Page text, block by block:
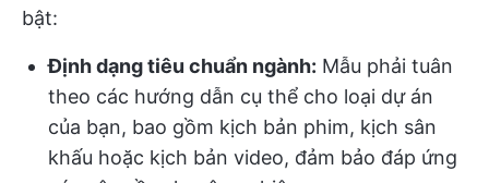
bật:
Định dạng tiêu chuẩn ngành: Mẫu phải tuân
theo các hướng dẫn cụ thể cho loại dự án
của bạn, bao gồm kịch bản phim, kịch sân
khấu hoặc kịch bản video, đảm bảo đáp ứng